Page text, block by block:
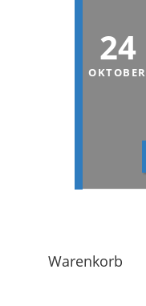
24
OKTOBER
Warenkorb